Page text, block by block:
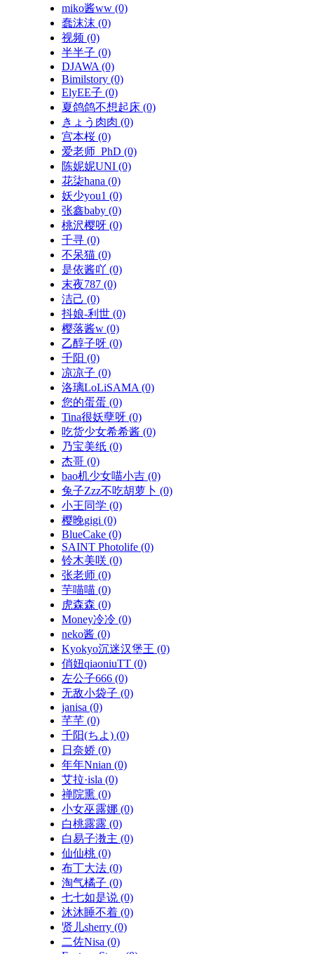
miko酱ww (0)
蠢沫沫 (0)
视频 (0)
半半子 (0)
DJAWA (0)
Bimilstory (0)
ElyEE子 (0)
夏鸽鸽不想起床 (0)
きょう肉肉 (0)
宫本桜 (0)
爱老师_PhD (0)
陈妮妮UNI (0)
花柒hana (0)
妖少you1 (0)
张鑫baby (0)
桃沢樱呀 (0)
千寻 (0)
不呆猫 (0)
是依酱吖 (0)
末夜787 (0)
洁己 (0)
抖娘-利世 (0)
樱落酱w (0)
乙醇子呀 (0)
千阳 (0)
凉凉子 (0)
洛璃LoLiSAMA (0)
您的蛋蛋 (0)
Tina很妖孽呀 (0)
吃货少女希希酱 (0)
乃宝美纸 (0)
杰哥 (0)
bao机少女喵小吉 (0)
兔子Zzz不吃胡萝卜 (0)
小王同学 (0)
樱晚gigi (0)
BlueCake (0)
SAINT Photolife (0)
铃木美咲 (0)
张老师 (0)
芋喵喵 (0)
虎森森 (0)
Money冷冷 (0)
neko酱 (0)
Kyokyo沉迷汉堡王 (0)
俏妞qiaoniuTT (0)
左公子666 (0)
无敌小袋子 (0)
janisa (0)
芊芊 (0)
千阳(ちよ) (0)
日奈娇 (0)
年年Nnian (0)
艾拉·isla (0)
禅院熏 (0)
小女巫露娜 (0)
白桃露露 (0)
白易子漖主 (0)
仙仙桃 (0)
布丁大法 (0)
淘气橘子 (0)
七七如是说 (0)
沐沐睡不着 (0)
贤儿sherry (0)
二佐Nisa (0)